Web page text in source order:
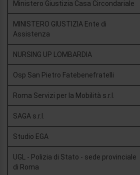
Ministero Giustizia Casa Circondariale
MINISTERO GIUSTIZIA Ente di
Assistenza
NURSING UP LOMBARDIA
Osp San Pietro Fatebenefratelli
Roma Servizi per la Mobilità s.r.l.
SAGA s.r.l.
Studio EGA
UGL - Polizia di Stato - sede provinciale
di Roma